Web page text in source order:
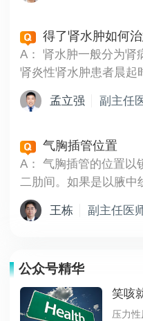
得了肾水肿如何
A：
肾水肿一般分为肾
肾炎性肾水肿患者晨起
孟立强 副主任
气胸插管位置
A：
气胸插管的位置以
二肋间。如果是以腋中
王栋 副主任医
公众号精华
压力